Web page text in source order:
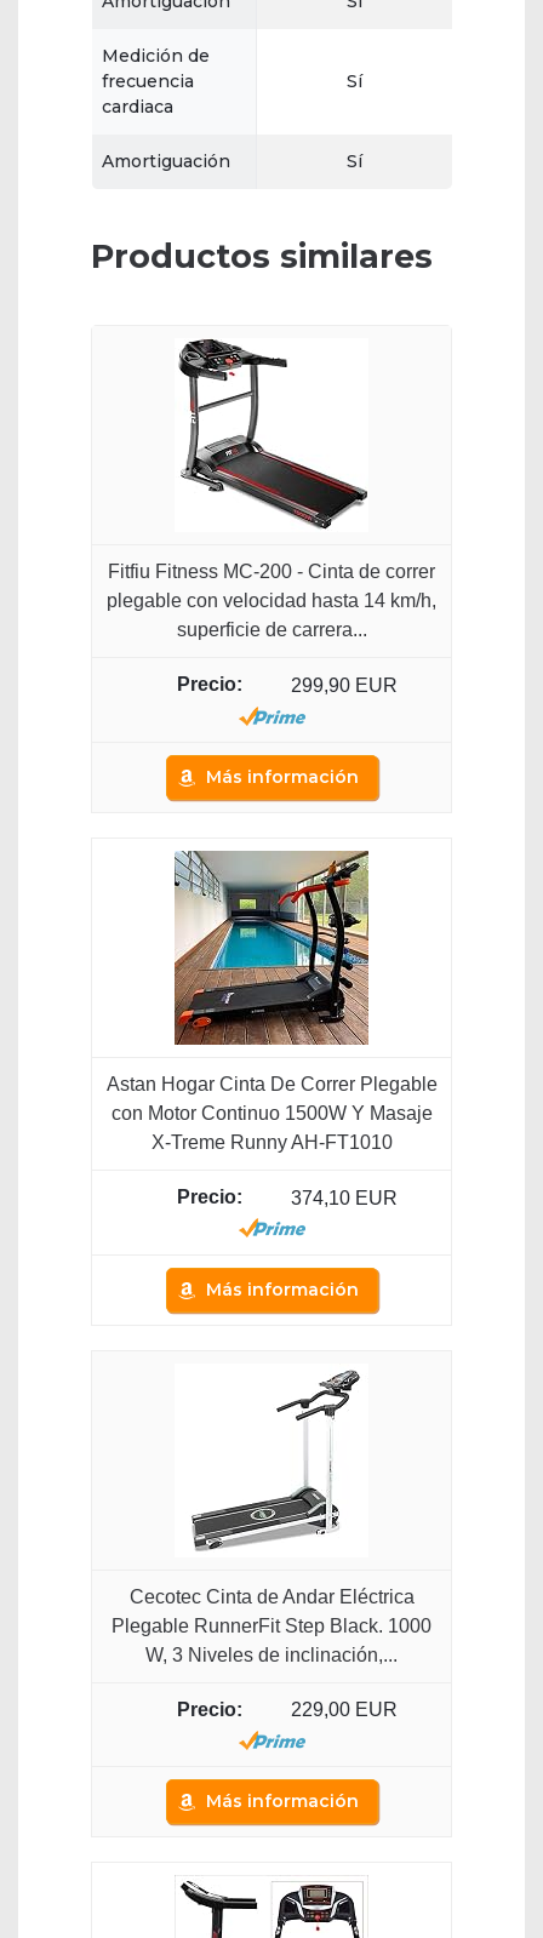
Medición de
frecuencia
cardiaca
Sí
Amortiguación Sí
Productos similares
Fitfiu Fitness MC-200 - Cinta de correr
plegable con velocidad hasta 14 km/h,
superficie de carrera...
299,90 EUR
Más información
Astan Hogar Cinta De Correr Plegable
con Motor Continuo 1500W Y Masaje
X-Treme Runny AH-FT1010
374,10 EUR
Más información
Cecotec Cinta de Andar Eléctrica
Plegable RunnerFit Step Black. 1000
W, 3 Niveles de inclinación,...
229,00 EUR
Más información